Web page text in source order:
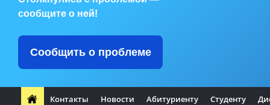
сообщите о ней!
Сообщить о проблеме
Контакты Новости Абитуриенту Студенту